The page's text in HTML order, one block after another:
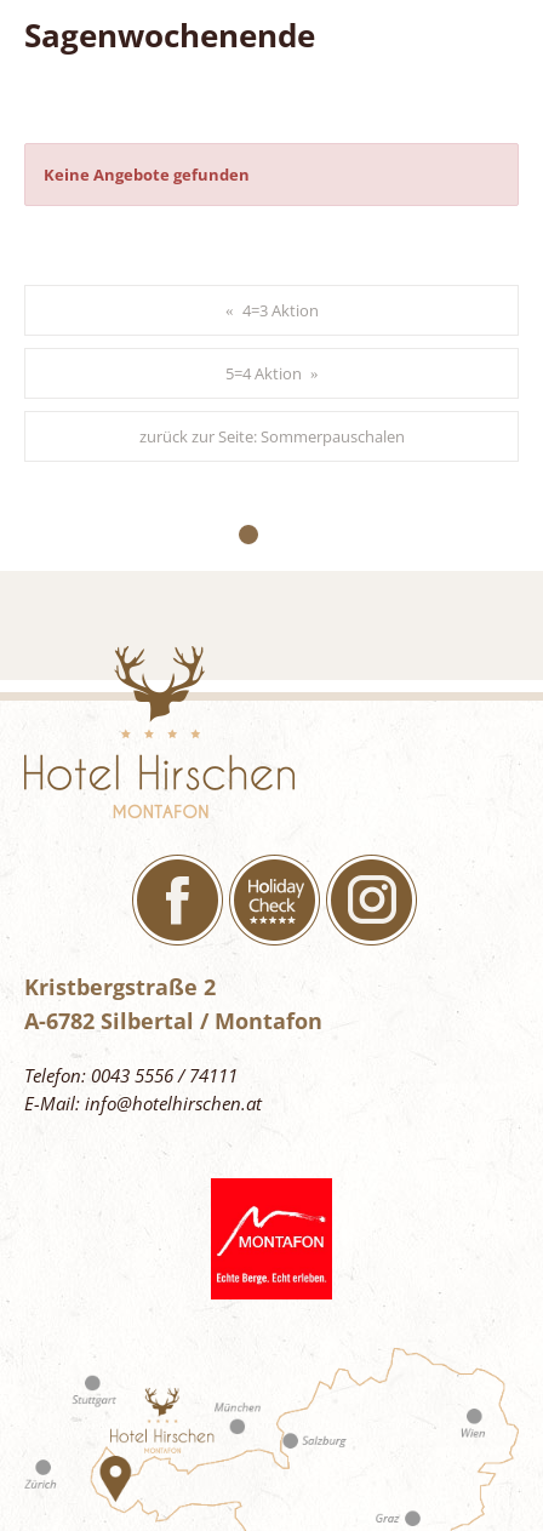
Sagenwochenende
Keine Angebote gefunden
« 4=3 Aktion
5=4 Aktion »
zurück zur Seite: Sommerpauschalen
Kristbergstraße 2
A-6782 Silbertal / Montafon
Telefon: 0043 5556 / 74111
E-Mail: info@hotelhirschen.at